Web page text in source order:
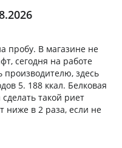
пробу. В магазине не
сегодня на работе
производителю, здесь
5. 188 ккал. Белковая
такой риет
ниже в 2 раза, если не